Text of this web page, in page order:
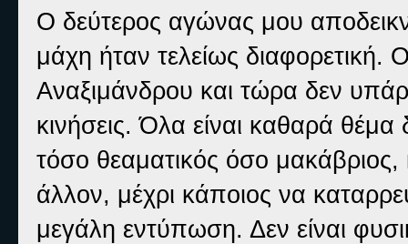
Ο δεύτερος αγώνας μου
μάχη ήταν τελείως διαφορετική.
Αναξιμάνδρου και τώρα δεν
κινήσεις. Όλα είναι καθαρά
τόσο θεαματικός όσο
άλλον, μέχρι κάποιος να
μεγάλη εντύπωση. Δεν είναι